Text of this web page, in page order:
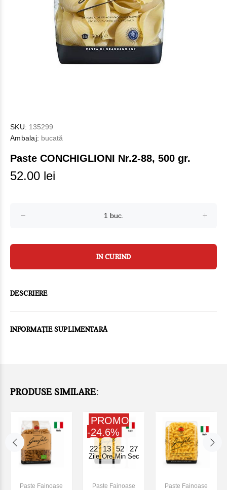
SKU: 135299
Ambalaj: bucată
Paste CONCHIGLIONI Nr.2-88, 500 gr.
52.00 lei
IN CURIND
DESCRIERE
INFORMAȚIE SUPLIMENTARĂ
PRODUSE SIMILARE:
Paste Fainoase
22
Zile
13
Ore
52
Min
27
Sec
PROMO
-24.6%
Paste Fainoase
Paste Fainoase